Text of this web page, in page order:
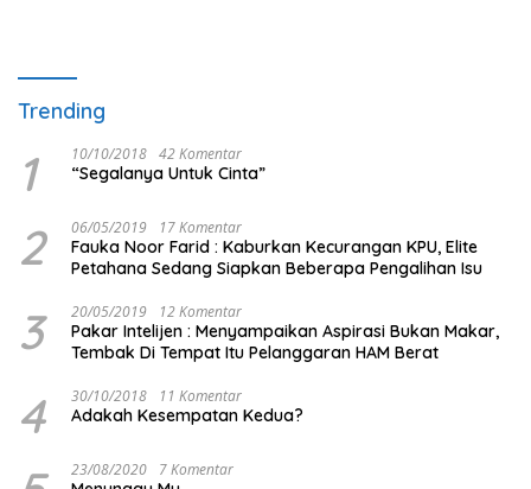
Trending
1 10/10/2018 42 Komentar
“Segalanya Untuk Cinta”
2 06/05/2019 17 Komentar
Fauka Noor Farid : Kaburkan Kecurangan KPU, Elite
Petahana Sedang Siapkan Beberapa Pengalihan Isu
3 20/05/2019 12 Komentar
Pakar Intelijen : Menyampaikan Aspirasi Bukan Makar,
Tembak Di Tempat Itu Pelanggaran HAM Berat
4 30/10/2018 11 Komentar
Adakah Kesempatan Kedua?
23/08/2020 7 Komentar